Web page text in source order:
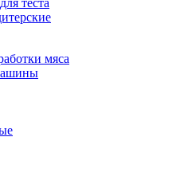
теста
мяса